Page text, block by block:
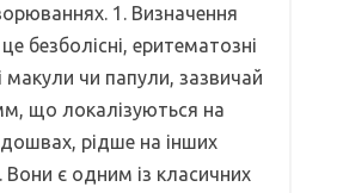
1. Визначення
безболісні, еритематозні
макули чи папули, зазвичай
що локалізуються на
рідше на інших
Вони є одним із класичних